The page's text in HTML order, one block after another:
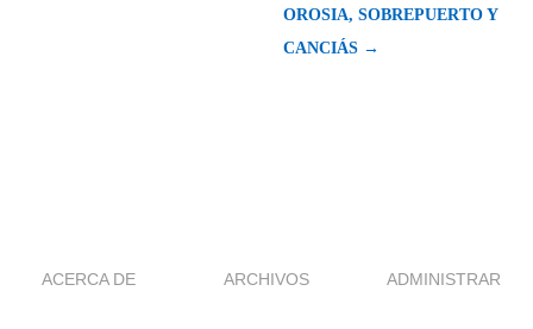
OROSIA, SOBREPUERTO Y
CANCIÁS →
ACERCA DE ARCHIVOS ADMINISTRAR